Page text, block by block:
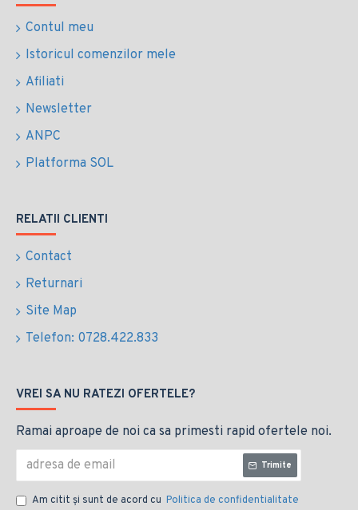
Contul meu
Istoricul comenzilor mele
Afiliati
Newsletter
ANPC
Platforma SOL
RELATII CLIENTI
Contact
Returnari
Site Map
Telefon: 0728.422.833
VREI SA NU RATEZI OFERTELE?
Ramai aproape de noi ca sa primesti rapid ofertele noi.
Trimite
Am citit şi sunt de acord cu Politica de confidentialitate